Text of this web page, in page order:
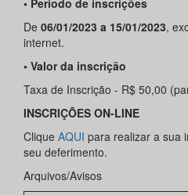
• Período de inscrições
De 06/01/2023 a 15/01/2023,
internet.
• Valor da inscrição
Taxa de Inscrição - R$ 50,00
INSCRIÇÕES ON-LINE
Clique AQUI para realizar a sua
seu deferimento.
Arquivos/Avisos